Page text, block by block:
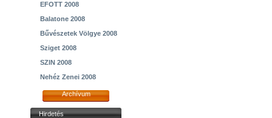
EFOTT 2008
Balatone 2008
Bűvészetek Völgye 2008
Sziget 2008
SZIN 2008
Nehéz Zenei 2008
Archívum
Hirdetés